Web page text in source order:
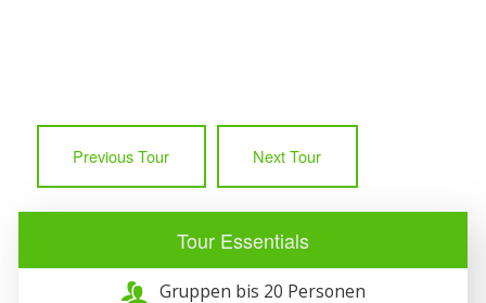
Previous Tour Next Tour
Tour Essentials
Gruppen bis 20 Personen